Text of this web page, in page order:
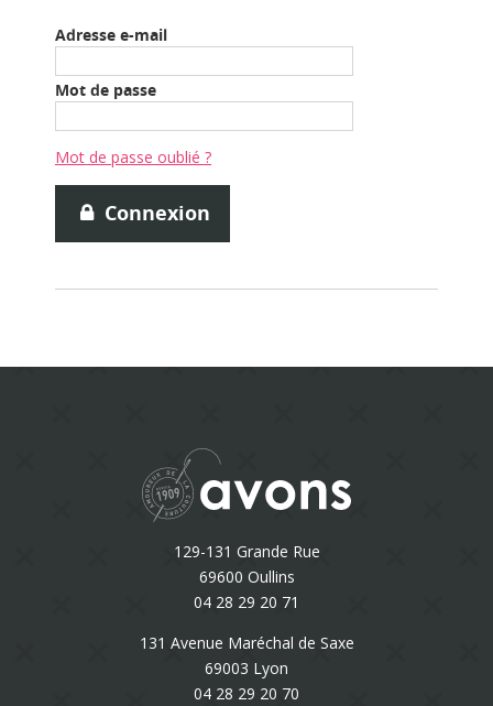
Adresse e-mail
Mot de passe
Mot de passe oublié ?
Connexion
129-131 Grande Rue
69600 Oullins
04 28 29 20 71
131 Avenue Maréchal de Saxe
69003 Lyon
04 28 29 20 70